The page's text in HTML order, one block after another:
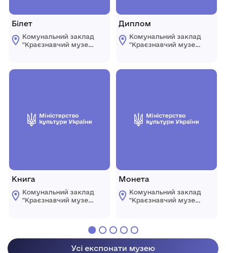
Білет
Комунальний заклад
"Краєзнавчий музей
Книга
Комунальний заклад
"Краєзнавчий музей
Диплом
Комунальний заклад
"Краєзнавчий музей
Монета
Комунальний заклад
"Краєзнавчий музей
Усі експонати музею